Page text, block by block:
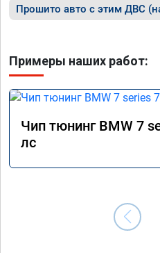
Прошито авто с этим ДВС
Примеры наших работ:
Чип тюнинг BMW 7
лс